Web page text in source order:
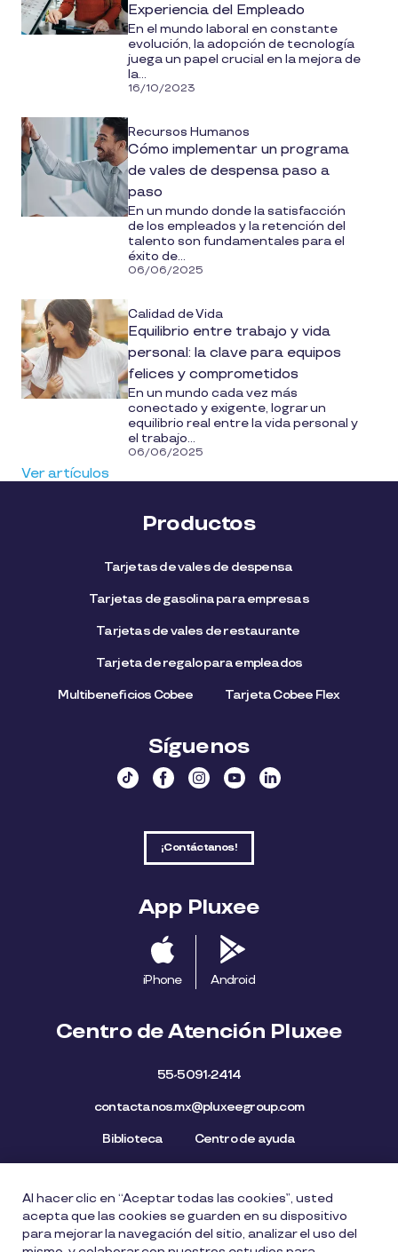
Experiencia del Empleado
En el mundo laboral en constante
evolución, la adopción de tecnología
juega un papel crucial en la mejora de
la...
16/10/2023
Recursos Humanos
Cómo implementar un programa
de vales de despensa paso a
paso
En un mundo donde la satisfacción
de los empleados y la retención del
talento son fundamentales para el
éxito de...
06/06/2025
Calidad de Vida
Equilibrio entre trabajo y vida
personal: la clave para equipos
felices y comprometidos
En un mundo cada vez más
conectado y exigente, lograr un
equilibrio real entre la vida personal y
el trabajo...
06/06/2025
Ver artículos
Productos
Tarjetas de vales de despensa
Tarjetas de gasolina para empresas
Tarjetas de vales de restaurante
Tarjeta de regalo para empleados​
Multibeneficios Cobee Tarjeta Cobee Flex
Síguenos
¡Contáctanos!
App Pluxee
iPhone Android
Centro de Atención Pluxee
55-5091-2414
contactanos.mx@pluxeegroup.com
Biblioteca Centro de ayuda
Mapa del Sitio Aviso de privacidad Política de cookies
Licencia de Uso de Marca Política de Denuncia
Al hacer clic en “Aceptar todas las cookies”, usted
acepta que las cookies se guarden en su dispositivo
para mejorar la navegación del sitio, analizar el uso del